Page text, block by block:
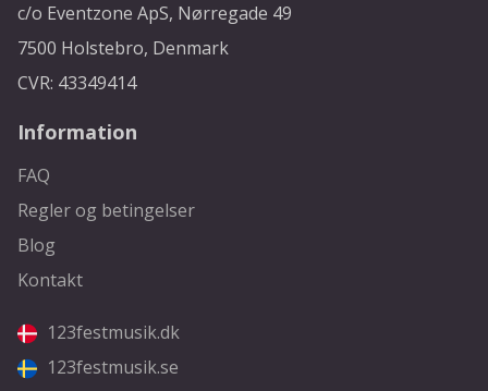
c/o Eventzone ApS, Nørregade 49
7500 Holstebro, Denmark
CVR: 43349414
Information
FAQ
Regler og betingelser
Blog
Kontakt
123festmusik.dk
123festmusik.se